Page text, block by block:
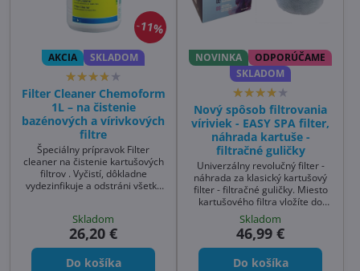
11%
AKCIA SKLADOM
Filter Cleaner Chemoform
1L – na čistenie
bazénových a vírivkových
filtre
Špeciálny prípravok Filter
cleaner na čistenie kartušových
filtrov . Vyčistí, dôkladne
vydezinfikuje a odstráni všetky
Filtercleaner, budte nadmieru
spokojní. Používa sa aj na
čistenie a dezinfekciu
pieskových filtrácií
Skladom
26,20 €
Do košíka
NOVINKA
ODPORÚČAME
SKLADOM
Nový spôsob filtrovania
víriviek - EASY SPA filter,
náhrada kartuše -
filtračné guličky
Univerzálny revolučný filter -
náhrada za klasický kartušový
filter - filtračné guličky. Miesto
kartušového filtra vložíte do
filtračnej šachty sieťku s
guličkami EASY SPA filtra. Po
znečistení košík-sieťka sa
vyberie a vyperie v rukách,
prípadne aj v práčke (bez
Skladom
46,99 €
Do košíka